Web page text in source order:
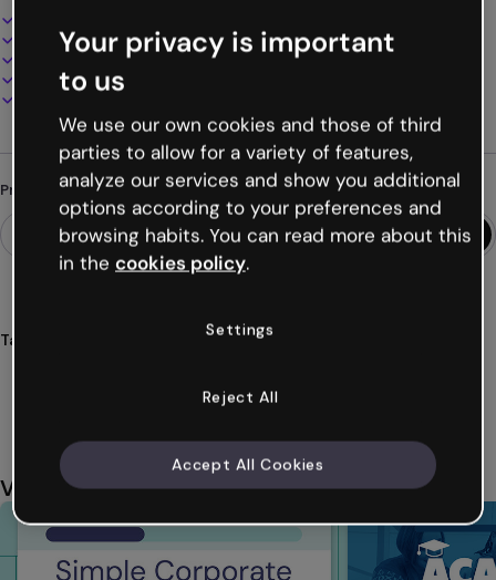
100% personalizável
Adicione áudio, vídeo e multimídia
Apresente, compartilhe ou publique online
Baixe em PDF, MP4 e outros formatos
Procurando algo diferente?
Tags
Você também pode gostar
Your privacy is important
to us
We use our own cookies and those of third
parties to allow for a variety of features,
analyze our services and show you additional
options according to your preferences and
browsing habits. You can read more about this
in the cookies policy.
Settings
Reject All
Accept All Cookies